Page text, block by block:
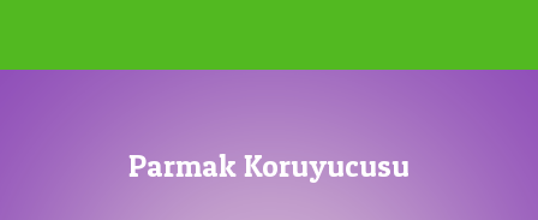
Parmak Koruyucusu